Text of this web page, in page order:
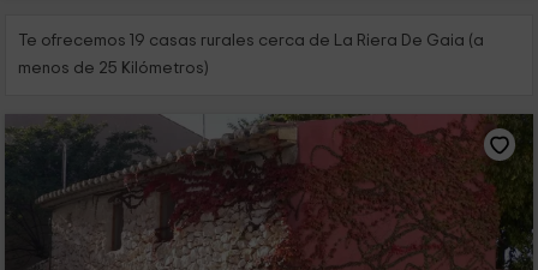
Te ofrecemos 19 casas rurales cerca de La Riera De Gaia (a
menos de 25 Kilómetros)